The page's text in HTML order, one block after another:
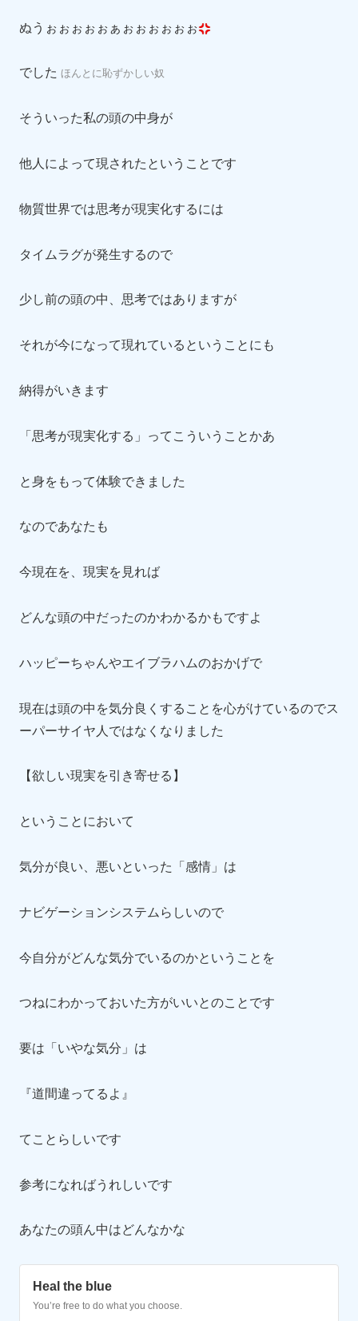
ぬうぉぉぉぉぉぁぉぉぉぉぉぉ
でした ほんとに恥ずかしい奴
そういった私の頭の中身が
他人によって現されたということです
物質世界では思考が現実化するには
タイムラグが発生するので
少し前の頭の中、思考ではありますが
それが今になって現れているということにも
納得がいきます
「思考が現実化する」ってこういうことかあ
と身をもって体験できました
なのであなたも
今現在を、現実を見れば
どんな頭の中だったのかわかるかもですよ
ハッピーちゃんやエイブラハムのおかげで
現在は頭の中を気分良くすることを心がけているのでス
ーパーサイヤ人ではなくなりました
【欲しい現実を引き寄せる】
ということにおいて
気分が良い、悪いといった「感情」は
ナビゲーションシステムらしいので
今自分がどんな気分でいるのかということを
つねにわかっておいた方がいいとのことです
要は「いやな気分」は
『道間違ってるよ』
てことらしいです
参考になればうれしいです
あなたの頭ん中はどんなかな
Heal the blue
You’re free to do what you choose.